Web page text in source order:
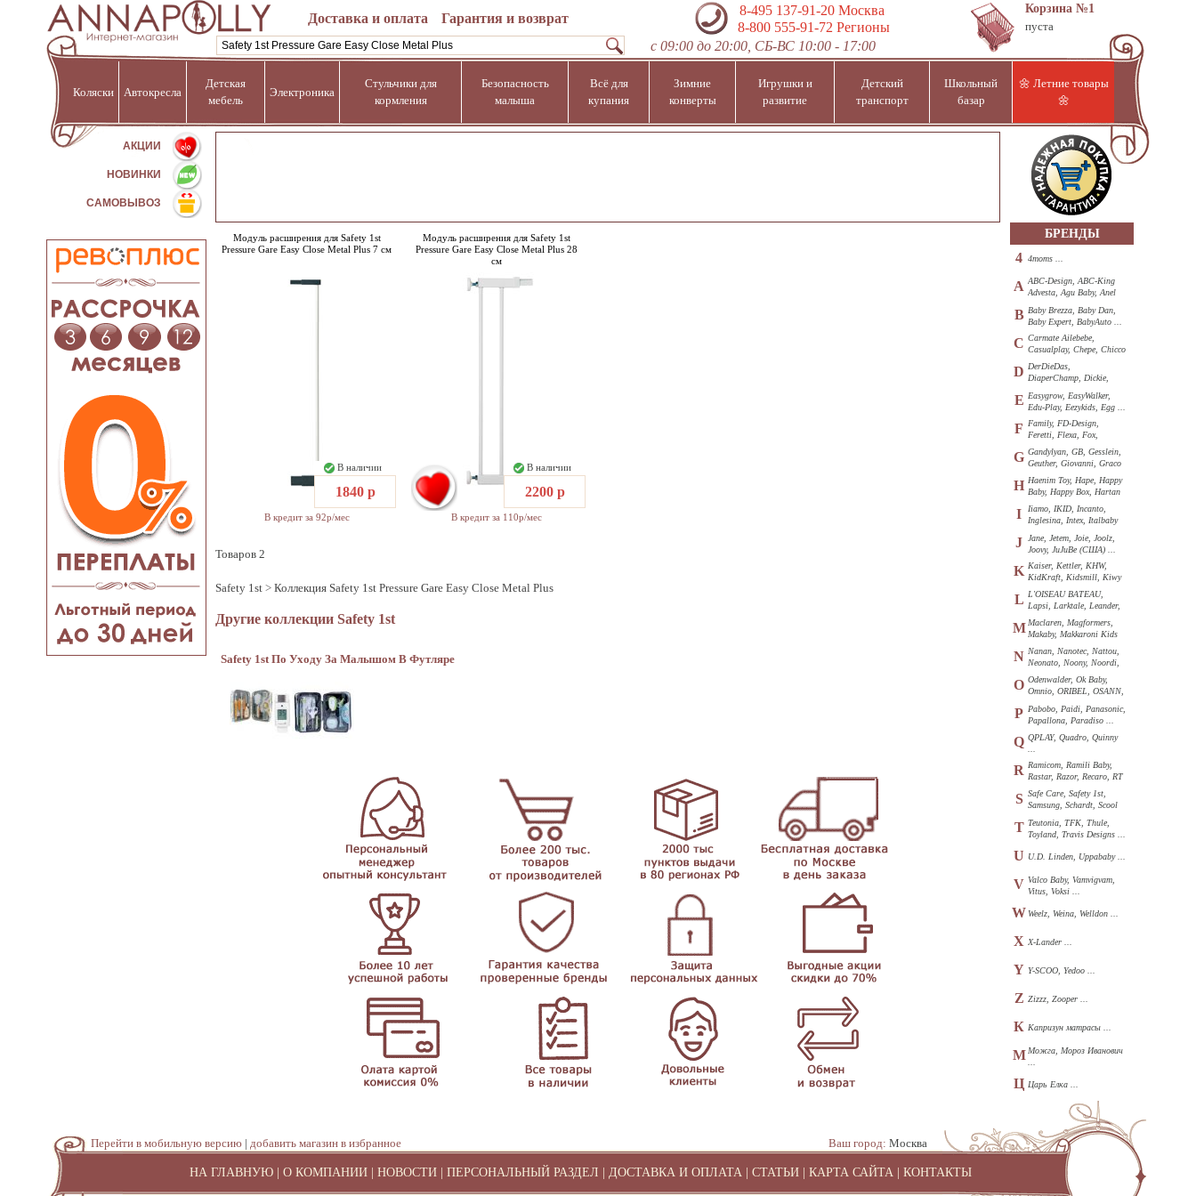
Доставка и оплата Гарантия и возврат
8-495 137-91-20Москва
8-800 555-91-72 Регионы
с 09:00 до 20:00, СБ-ВС 10:00 - 17:00
Корзина №1
пуста
Коляски Автокресла
Детская
мебель
Электроника
Стульчики для
кормления
Безопасность
малыша
Всё для
купания
Зимние
конверты
Игрушки и
развитие
Детский
транспорт
Школьный
базар
🌼 Летние товары
🌼
АКЦИИ %
НОВИНКИ
САМОВЫВОЗ
Модуль расширения для Safety 1st
Pressure Gare Easy Close Metal Plus 7 см
В наличии
1840 р
В кредит за 92р/мес
Модуль расширения для Safety 1st
Pressure Gare Easy Close Metal Plus 28
см
В наличии
2200 р
В кредит за 110р/мес
Товаров 2
Safety 1st > Коллекция Safety 1st Pressure Gare Easy Close Metal Plus
Другие коллекции Safety 1st
Safety 1st По Уходу За Малышом В Футляре
БРЕНДЫ
4 4moms ...
A ABC-Design, ABC-King
Advesta, Agu Baby, Anel
B Baby Brezza, Baby Dan,
Baby Expert, BabyAuto ...
C Carmate Ailebebe,
Casualplay, Chepe, Chicco
D DerDieDas,
DiaperChamp, Dickie,
E Easygrow, EasyWalker,
Edu-Play, Eezykids, Egg ...
F
Family, FD-Design,
Feretti, Flexa, Fox,
G Gandylyan, GB, Gesslein,
Geuther, Giovanni, Graco
H Haenim Toy, Hape, Happy
Baby, Happy Box, Hartan
I
Iiamo, IKID, Incanto,
Inglesina, Intex, Italbaby
J
Jane, Jetem, Joie, Joolz,
Joovy, JuJuBe (США) ...
K Kaiser, Kettler, KHW,
KidKraft, Kidsmill, Kiwy
L L'OISEAU BATEAU,
Lapsi, Larktale, Leander,
M Maclaren, Magformers,
Makaby, Makkaroni Kids
N Nanan, Nanotec, Nattou,
Neonato, Noony, Noordi,
O Odenwalder, Ok Baby,
Omnio, ORIBEL, OSANN,
P Pabobo, Paidi, Panasonic,
Papallona, Paradiso ...
Q QPLAY, Quadro, Quinny
R Ramicom, Ramili Baby,
Rastar, Razor, Recaro, RT
S Safe Care, Safety 1st,
Samsung, Schardt, Scool
T Teutonia, TFK, Thule,
Toyland, Travis Designs ...
U U.D. Linden, Uppababy ...
V Valco Baby, Vamvigvam,
Vitus, Voksi ...
WWeelz, Weina, Welldon ...
X X-Lander ...
Y Y-SCOO, Yedoo ...
Z Zizzz, Zooper ...
К Капризун матрасы ...
М Можга, Мороз Иванович
Ц Царь Елка ...
Перейти в мобильную версию | добавить магазин в избранное Ваш город: Москва
НА ГЛАВНУЮ| О КОМПАНИИ| НОВОСТИ| ПЕРСОНАЛЬНЫЙ РАЗДЕЛ ДОСТАВКА И ОПЛАТА| СТАТЬИ| КАРТА САЙТА| КОНТАКТЫ